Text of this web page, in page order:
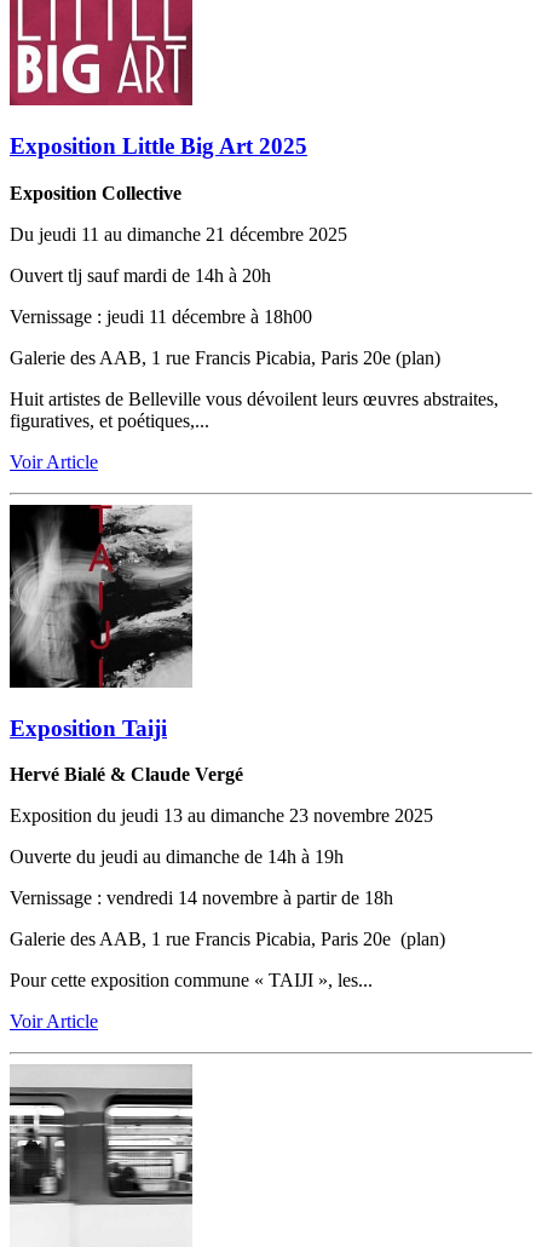
Exposition Little Big Art 2025
Exposition Collective
Du jeudi 11 au dimanche 21 décembre 2025
Ouvert tlj sauf mardi de 14h à 20h
Vernissage ‬:‬‭ jeudi 11 décembre à 18h00
Galerie des AAB, 1 rue Francis Picabia, Paris 20e (plan)
Huit artistes de Belleville vous dévoilent leurs œuvres abstraites,
figuratives, et poétiques,...
Voir Article
Exposition Taiji
Hervé Bialé & Claude Vergé
Exposition du jeudi 13 au dimanche 23 novembre 2025
Ouverte du jeudi au dimanche de 14h à 19h
Vernissage ‬:‬‭ vendredi 14 novembre à partir de 18h
Galerie des AAB, 1 rue Francis Picabia, Paris 20e (plan)
Pour cette exposition commune « TAIJI », les...
Voir Article